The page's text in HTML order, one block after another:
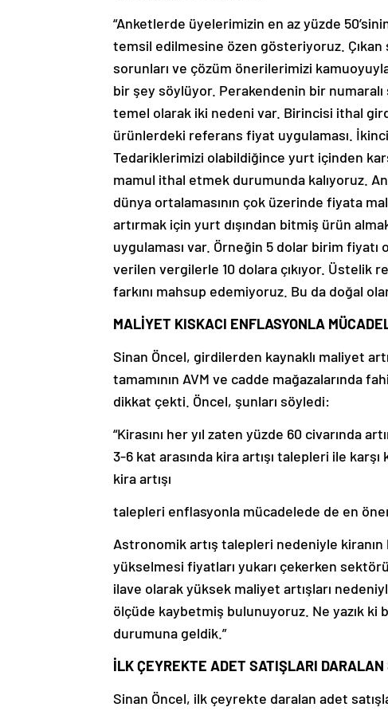
“Anketlerde üyelerimizin en az yüzde
temsil edilmesine özen gösteriyoruz. Çıkan
sorunları ve çözüm önerilerimizi
bir şey söylüyor. Perakendenin bir numaralı
temel olarak iki nedeni var. Birincisi ithal
ürünlerdeki referans fiyat uygulaması.
Tedariklerimizi olabildiğince yurt içinden
mamul ithal etmek durumunda kalıyoruz.
dünya ortalamasının çok üzerinde fiyata
artırmak için yurt dışından bitmiş ürün
uygulaması var. Örneğin 5 dolar birim
verilen vergilerle 10 dolara çıkıyor. Üstelik
farkını mahsup edemiyoruz. Bu da doğal
MALİYET KISKACI ENFLASYONLA
Sinan Öncel, girdilerden kaynaklı maliyet
tamamının AVM ve cadde mağazalarında
dikkat çekti. Öncel, şunları söyledi:
“Kirasını her yıl zaten yüzde 60 civarında
3-6 kat arasında kira artışı talepleri ile
kira artışı
talepleri enflasyonla mücadelede de en
Astronomik artış talepleri nedeniyle
yükselmesi fiyatları yukarı çekerken
ilave olarak yüksek maliyet artışları
ölçüde kaybetmiş bulunuyoruz. Ne yazık ki
durumuna geldik.”
İLK ÇEYREKTE ADET SATIŞLARI
Sinan Öncel, ilk çeyrekte daralan adet